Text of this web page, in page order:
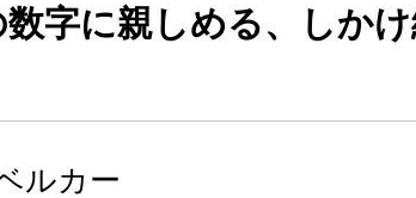
字に親しめる、しか
ルカー